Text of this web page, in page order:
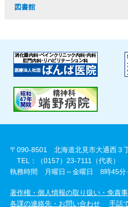
図書館
〒090-8501 北海道北見市大通西３
TEL：（0157）23-7111（代表）
執務時間 月曜日～金曜日 8時45分
著作権・個人情報の取り扱い・免責
各課の連絡先・お問い合わせ
手話